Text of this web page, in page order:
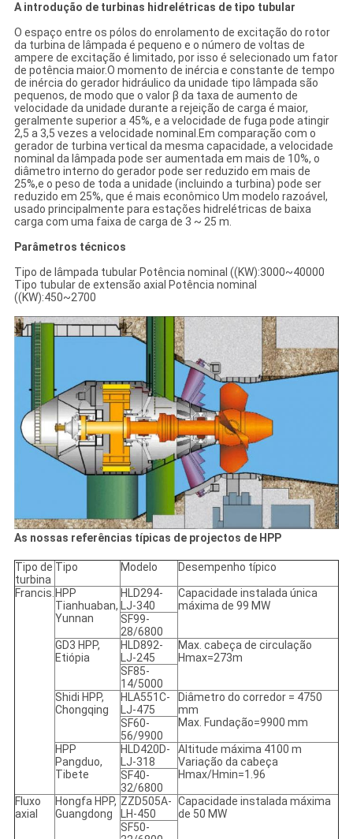
A introdução de turbinas hidrelétricas de tipo tubular
O espaço entre os pólos do enrolamento de excitação do rotor
da turbina de lâmpada é pequeno e o número de voltas de
ampere de excitação é limitado, por isso é selecionado um fator
de potência maior.O momento de inércia e constante de tempo
de inércia do gerador hidráulico da unidade tipo lâmpada são
pequenos, de modo que o valor β da taxa de aumento de
velocidade da unidade durante a rejeição de carga é maior,
geralmente superior a 45%, e a velocidade de fuga pode atingir
2,5 a 3,5 vezes a velocidade nominal.Em comparação com o
gerador de turbina vertical da mesma capacidade, a velocidade
nominal da lâmpada pode ser aumentada em mais de 10%, o
diâmetro interno do gerador pode ser reduzido em mais de
25%,e o peso de toda a unidade (incluindo a turbina) pode ser
reduzido em 25%, que é mais econômico Um modelo razoável,
usado principalmente para estações hidrelétricas de baixa
carga com uma faixa de carga de 3 ~ 25 m.
Parâmetros técnicos
Tipo de lâmpada tubular Potência nominal ((KW):3000~40000
Tipo tubular de extensão axial Potência nominal
((KW):450~2700
As nossas referências típicas de projectos de HPP
Tipo de
turbina
Tipo Modelo Desempenho típico
Francis. HPP
Tianhuaban,
Yunnan
HLD294-
LJ-340
Capacidade instalada única
máxima de 99 MW
SF99-
28/6800
GD3 HPP,
Etiópia
HLD892-
LJ-245
Max. cabeça de circulação
Hmax=273m
SF85-
14/5000
Shidi HPP,
Chongqing
HLA551C-
LJ-475
Diâmetro do corredor = 4750
mm
Max. Fundação=9900 mm
SF60-
56/9900
HPP
Pangduo,
Tibete
HLD420D-
LJ-318
Altitude máxima 4100 m
Variação da cabeça
Hmax/Hmin=1.96
SF40-
32/6800
Fluxo
axial
Hongfa HPP,
Guangdong
ZZD505A-
LH-450
Capacidade instalada máxima
de 50 MW
SF50-